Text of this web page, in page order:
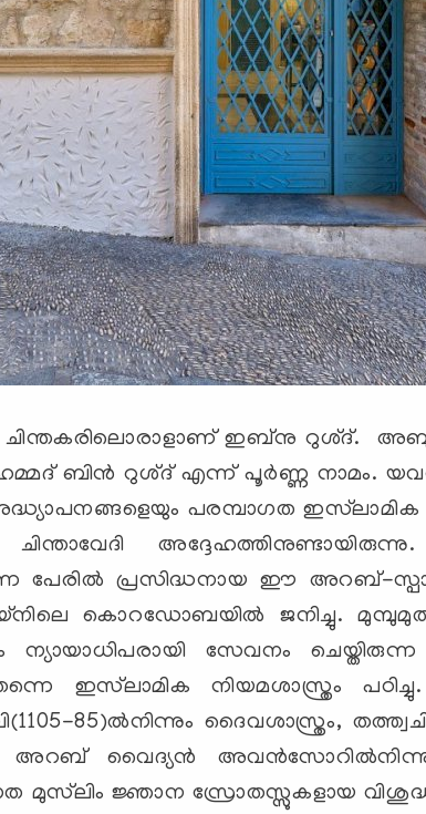
ചിന്തകരിലൊരാളാണ് ഇബ്‌നു റുശ്ദ്.
ബിന്‍ റുശ്ദ് എന്ന് പൂര്‍ണ്ണ നാമം. യവന
പരമ്പാഗത ഇസ്‌ലാമിക
പേരില്‍ പ്രസിദ്ധനായ ഈ അറബ്-
കൊറഡോബയില്‍ ജനിച്ചു.
ന്യായാധിപരായി സേവനം
ഇസ്‌ലാമിക നിയമശാസ്ത്രം
85)ല്‍നിന്നും ദൈവശാസ്ത്രം,
അറബ് വൈദ്യന്‍
മുസ്‌ലിം ജ്ഞാന സ്രോതസ്സുകളായ